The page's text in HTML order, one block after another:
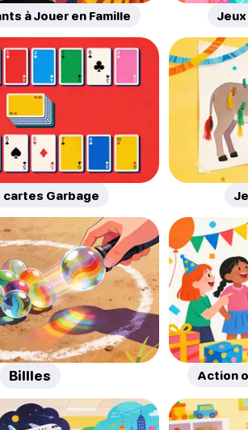
à Jouer en Famille
cartes Garbage
Billles Action